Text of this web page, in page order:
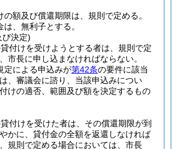
額及び償還期限は、規則で定める。
、無利子とする。
び決定)
付けを受けようとする者は、規則で定
市長に申し込まなければならない。
定による申込みが第42条の要件に該当
、審議会に諮り、当該申込みについ
けの適否、範囲及び額を決定するもの
付けを受けた者は、その償還期限が到
かに、貸付金の全額を返還しなければ
規則で定める場合においては、市長